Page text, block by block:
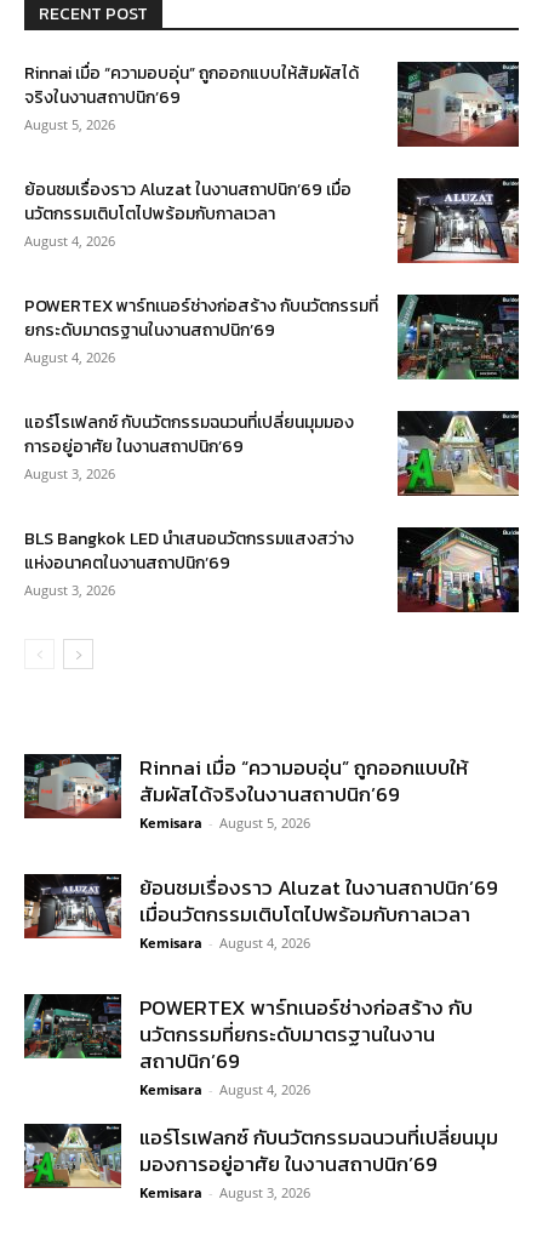
RECENT POST
Rinnai เมื่อ “ความอบอุ่น” ถูกออกแบบให้สัมผัสได้
จริงในงานสถาปนิก’69
August 5, 2026
ย้อนชมเรื่องราว Aluzat ในงานสถาปนิก’69 เมื่อ
นวัตกรรมเติบโตไปพร้อมกับกาลเวลา
August 4, 2026
POWERTEX พาร์ทเนอร์ช่างก่อสร้าง กับนวัตกรรมที่
ยกระดับมาตรฐานในงานสถาปนิก’69
August 4, 2026
แอร์โรเฟลกซ์ กับนวัตกรรมฉนวนที่เปลี่ยนมุมมอง
การอยู่อาศัย ในงานสถาปนิก’69
August 3, 2026
BLS Bangkok LED นำเสนอนวัตกรรมแสงสว่าง
แห่งอนาคตในงานสถาปนิก’69
August 3, 2026
Rinnai เมื่อ “ความอบอุ่น” ถูกออกแบบให้
สัมผัสได้จริงในงานสถาปนิก’69
Kemisara - August 5, 2026
ย้อนชมเรื่องราว Aluzat ในงานสถาปนิก’69
เมื่อนวัตกรรมเติบโตไปพร้อมกับกาลเวลา
Kemisara - August 4, 2026
POWERTEX พาร์ทเนอร์ช่างก่อสร้าง กับ
นวัตกรรมที่ยกระดับมาตรฐานในงาน
สถาปนิก’69
Kemisara - August 4, 2026
แอร์โรเฟลกซ์ กับนวัตกรรมฉนวนที่เปลี่ยนมุม
มองการอยู่อาศัย ในงานสถาปนิก’69
Kemisara - August 3, 2026